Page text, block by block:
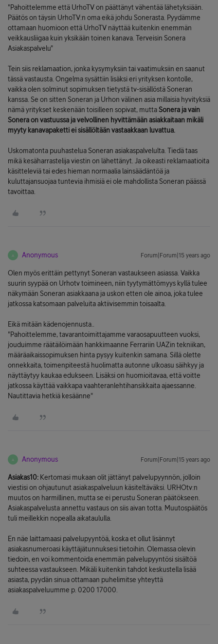
"Pahoittelemme että UrhoTV on päättänyt vähentää lähetyksiään.
Päätös on täysin UrhoTV:n oma eikä johdu Sonerasta. Pyydämme
ottamaan huomioon että UrhoTV näyttää kuitenkin enemmän
veikkausliigaa kuin yksikään toinen kanava. Terveisin Sonera
Asiakaspalvelu"
Tein siis reklamaation, jonka kysymyksiin tai vaatimuksiin en saanut
tässä vastausta. Ongelma sysättiin lisäksi eri yrityksen kontolle,
vaikka olen solminut sopimuksen tietystä tv-sisällöstä Soneran
kanssa. Se on sitten Soneran ja Urhon välinen asia millaisia hyvityksiä
nämä yritykset keskenään toisilleen sopivat, muttaSonera ja vain
Sonera on vastuussa ja velvollinen hyvittämään asiakkaitaan mikäli
myyty kanavapaketti ei sisällöltään vastaakkaan luvattua.
Uskomatonta puuhastelua Soneran asiakaspalvelulta. Tiedä taas
mikä kesäharrastelija viestin on lähettänyt. Ja oikeasti reklamaatioita
käsitteleviä tai edes hieman normaalia lainsäädäntöä ja
kuluttajansuojaa tuntevia ihmisiä ei ole mahdollista Soneran päässä
tavoittaa.
A Anonymous Forum|Forum|15 years ago
Olen myös erittäin pettynyt Soneran vastaukseen asiassa. Vaikka
suurin syypää on Urhotv toimineen, niin tyytymättömyys kyllä tulee
näkymään Soneran asiakkaana ja uskon etten ole ainoa, joka tulee
jatkossa katsomaan palveluita aktiivisemmin toisaalta.
Eikä mitään kädenojennusta..
"Pahoittelemme, tavarantoimittajamme varaosapuutteen vuoksi,
jouduimme räätäilöimään hankkimaanne Ferrariin UAZin tekniikan,
määräaikaissopimuksen hinta pysyy kuitenkin samana. Sillä olette
onnekkaita, toimenpiteestä huolimatta autonne ulkoasu säihkyy ja
näyttäytyy kaukaa edukseen. Lisäksi on huomioitavaa, että voitte
jatkossa käyttää vaikkapa vaahteranlehtihansikkaita ajaessanne.
Nautittavia hetkiä kesäänne"
A Anonymous Forum|Forum|15 years ago
Asiakas10: Kertomasi mukaan olit jättänyt palvelupyynnön, jolloin
viestisi on ohjautunut asiakaspalveluun käsiteltäväksi. URHOtv:n
muutos on harmillinen, mutta se ei perustu Soneran päätökseen.
Asiakaspalvelusta annettu vastaus on siis aivan totta. Muutospäätös
tuli meillekkin nopealla aikataululla.
En näe laittamaasi palvelupyyntöä, koska et ollut lisännyt
asiakasnumeroasi käyttäjätunnuksesi tietoihin. Olemassa olevin
tiedoin, en voi kommentoida enemmän palvelupyyntösi sisältöä
suhteessa vastaukseen. Mikäli kuitenkin tahdot keskustella lisää
asiasta, pyydän sinua ottamaan puhelimitse yhteyttä
asiakaspalveluumme p. 0200 17000.